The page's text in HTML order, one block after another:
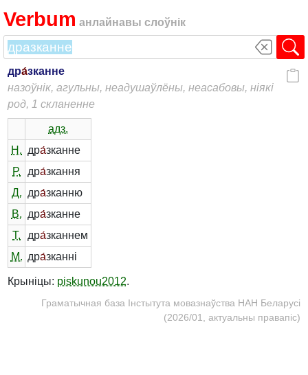
Verbum анлайнавы слоўнік
дра́зканне
назоўнік, агульны, неадушаўлёны, неасабовы, ніякі
род, 1 скланенне
адз.
Н. дра́зканне
Р.
дра́зкання
Д. дра́зканню
В. дра́зканне
Т.
дра́зканнем
М. дра́зканні
Крыніцы: piskunou2012.
Граматычная база Інстытута мовазнаўства НАН Беларусі
(2026/01, актуальны правапіс)